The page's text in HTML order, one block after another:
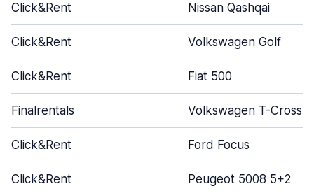
Click&Rent Nissan Qashqai
Click&Rent Volkswagen Golf
Click&Rent Fiat 500
Finalrentals Volkswagen T-Cross
Click&Rent Ford Focus
Click&Rent Peugeot 5008 5+2